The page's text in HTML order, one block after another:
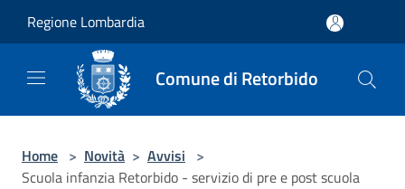
Regione Lombardia
Comune di Retorbido
Home > Novità > Avvisi >
Scuola infanzia Retorbido - servizio di pre e post scuola